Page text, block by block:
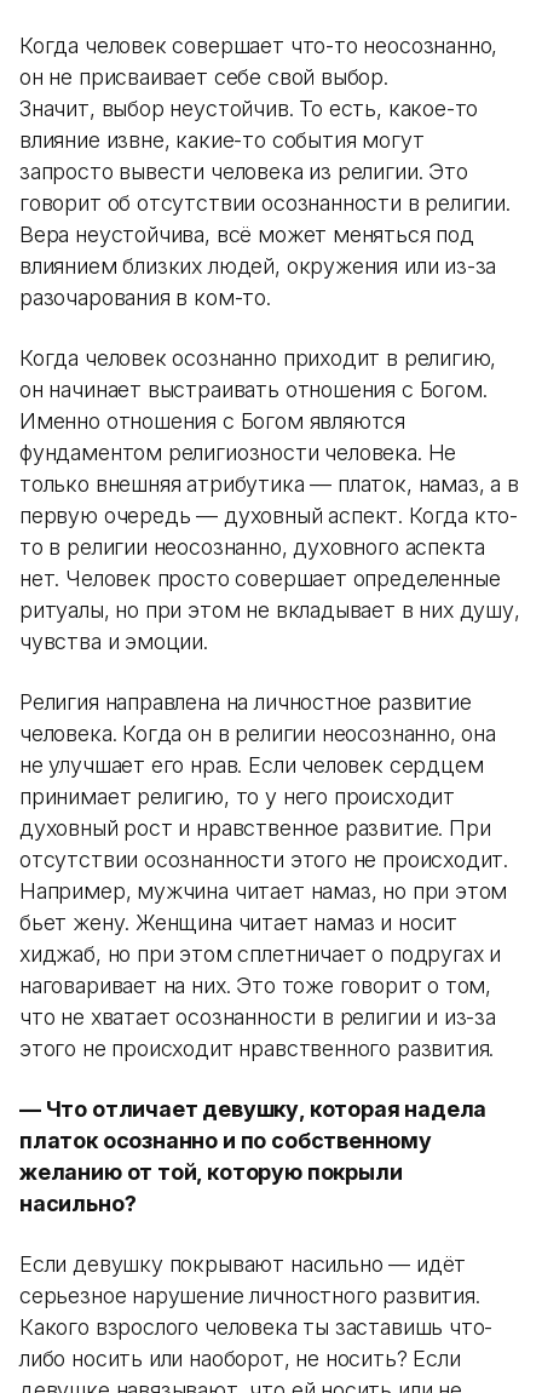
Когда человек совершает что-то неосознанно,
он не присваивает себе свой выбор.
Значит, выбор неустойчив. То есть, какое-то
влияние извне, какие-то события могут
запросто вывести человека из религии. Это
говорит об отсутствии осознанности в религии.
Вера неустойчива, всё может меняться под
влиянием близких людей, окружения или из-за
разочарования в ком-то.
Когда человек осознанно приходит в религию,
он начинает выстраивать отношения с Богом.
Именно отношения с Богом являются
фундаментом религиозности человека. Не
только внешняя атрибутика — платок, намаз, а в
первую очередь — духовный аспект. Когда кто-
то в религии неосознанно, духовного аспекта
нет. Человек просто совершает определенные
ритуалы, но при этом не вкладывает в них душу,
чувства и эмоции.
Религия направлена на личностное развитие
человека. Когда он в религии неосознанно, она
не улучшает его нрав. Если человек сердцем
принимает религию, то у него происходит
духовный рост и нравственное развитие. При
отсутствии осознанности этого не происходит.
Например, мужчина читает намаз, но при этом
бьет жену. Женщина читает намаз и носит
хиджаб, но при этом сплетничает о подругах и
наговаривает на них. Это тоже говорит о том,
что не хватает осознанности в религии и из-за
этого не происходит нравственного развития.
— Что отличает девушку, которая надела
платок осознанно и по собственному
желанию от той, которую покрыли
насильно?
Если девушку покрывают насильно — идёт
серьезное нарушение личностного развития.
Какого взрослого человека ты заставишь что-
либо носить или наоборот, не носить? Если